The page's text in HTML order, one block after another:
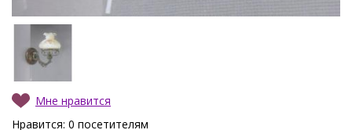
Мне нравится
Нравится: 0 посетителям